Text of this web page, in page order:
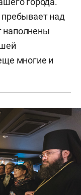
над
наполнены
многие и